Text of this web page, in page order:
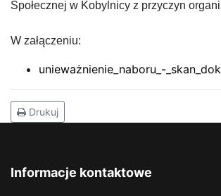
Społecznej w Kobylnicy z przyczyn
W załączeniu:
unieważnienie_naboru_-
Drukuj
Informacje kontaktowe